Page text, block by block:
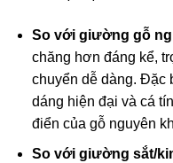
So với giường gỗ
chăng hơn đáng kể,
chuyển dễ dàng. Đặc
dáng hiện đại và cá
điển của gỗ nguyên
So với giường sắt/